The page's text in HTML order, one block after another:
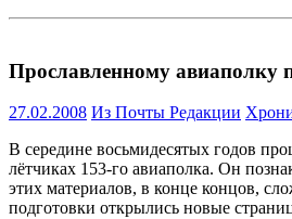
Прославленному авиаполку
27.02.2008 Из Почты Редакции
В середине восьмидесятых годов
лётчиках 153-го авиаполка. Он
этих материалов, в конце концов,
подготовки открылись новые